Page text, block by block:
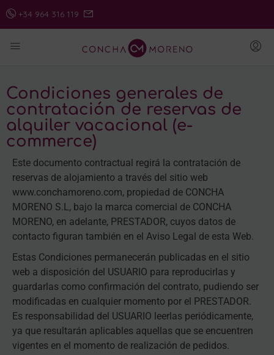
+34 964 316 119
Condiciones generales de
contratación de reservas de
alquiler vacacional (e-
commerce)
Este documento contractual regirá la contratación de
reservas de alojamiento a través del sitio web
www.conchamoreno.com, propiedad de CONCHA
MORENO S.L, bajo la marca comercial de CONCHA
MORENO, en adelante, PRESTADOR, cuyos datos de
contacto figuran también en el Aviso Legal de esta Web.
Estas Condiciones permanecerán publicadas en el sitio
web a disposición del USUARIO para reproducirlas y
guardarlas como confirmación del contrato, pudiendo ser
modificadas en cualquier momento por el PRESTADOR.
Es responsabilidad del USUARIO leerlas periódicamente,
ya que resultarán aplicables aquellas que se encuentren
vigentes en el momento de realización de pedidos.